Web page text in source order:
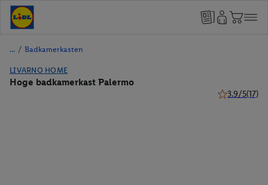
/ Badkamerkasten
LIVARNO HOME
Hoge badkamerkast Palermo
3.9/5(17)